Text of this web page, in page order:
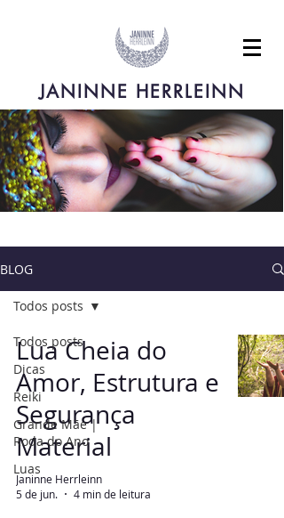
JANINNE HERRLEINN
BLOG
Todos posts
Dicas
Reiki
Grande Mãe |
Roda do Ano
Luas
Todos posts
Lua Cheia do
Amor, Estrutura e
Segurança
Material
Janinne Herrleinn
5 de jun.
4 min de leitura